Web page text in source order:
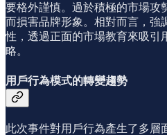
要格外謹慎。過於積極的市場攻
而損害品牌形象。相對而言，強
性，透過正面的市場教育來吸引
略。
用戶行為模式的轉變趨勢
此次事件對用戶行為產生了多層